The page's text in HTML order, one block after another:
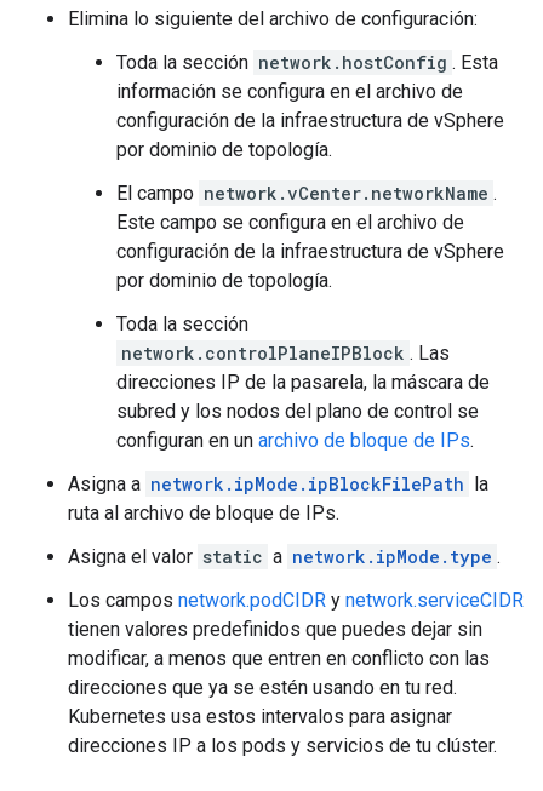
Elimina lo siguiente del archivo de configuración:
Toda la sección network.hostConfig . Esta
información se configura en el archivo de
configuración de la infraestructura de vSphere
por dominio de topología.
El campo network.vCenter.networkName .
Este campo se configura en el archivo de
configuración de la infraestructura de vSphere
por dominio de topología.
Toda la sección
network.controlPlaneIPBlock . Las
direcciones IP de la pasarela, la máscara de
subred y los nodos del plano de control se
configuran en un archivo de bloque de IPs.
Asigna a network.ipMode.ipBlockFilePath la
ruta al archivo de bloque de IPs.
Asigna el valor static a network.ipMode.type .
Los campos network.podCIDR y network.serviceCIDR
tienen valores predefinidos que puedes dejar sin
modificar, a menos que entren en conflicto con las
direcciones que ya se estén usando en tu red.
Kubernetes usa estos intervalos para asignar
direcciones IP a los pods y servicios de tu clúster.